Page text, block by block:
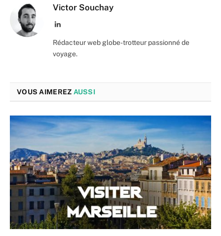
Victor Souchay
LinkedIn
Rédacteur web globe-trotteur passionné de
voyage.
VOUS AIMEREZ AUSSI